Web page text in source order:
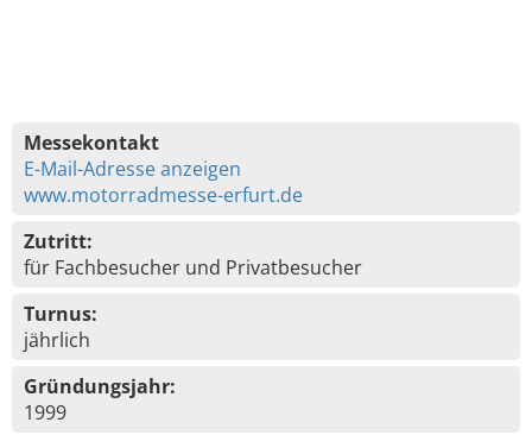
Messekontakt
E-Mail-Adresse anzeigen
www.motorradmesse-erfurt.de
Zutritt:
für Fachbesucher und Privatbesucher
Turnus:
jährlich
Gründungsjahr:
1999